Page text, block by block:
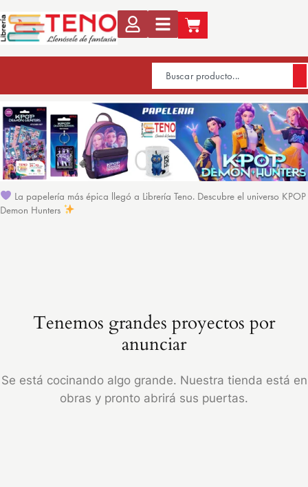
La papelería más épica llegó a Librería Teno. Descubre el universo KPOP
Demon Hunters
Tenemos grandes proyectos por
anunciar
Se está cocinando algo grande. Nuestra tienda está en
obras y pronto abrirá sus puertas.